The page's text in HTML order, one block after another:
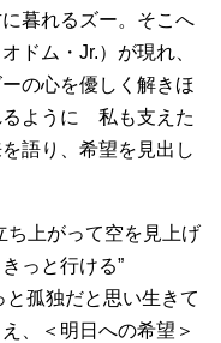
暮れるズー。そこへ
ドム・Jr.）が現れ、
の心を優しく解きほ
るように 私も支えた
語り、希望を見出し
ち上がって空を見上げ
っと行ける”
孤独だと思い生きて
、＜明日への希望＞